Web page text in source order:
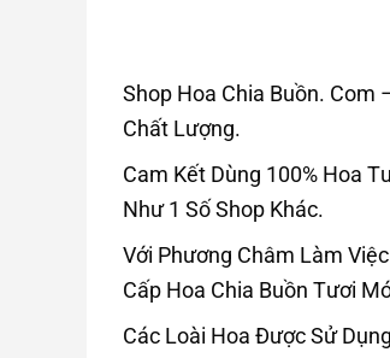
Shop Hoa Chia Buồn. Com
Chất Lượng.
Cam Kết Dùng 100% Hoa
Như 1 Số Shop Khác.
Với Phương Châm Làm
Cấp Hoa Chia Buồn Tươi
Các Loài Hoa Được Sử